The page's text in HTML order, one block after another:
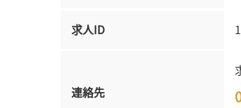
求人ID
連絡先